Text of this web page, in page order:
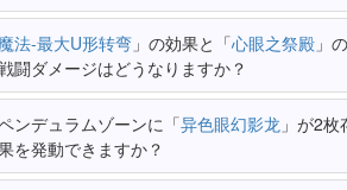
法-最大U形转弯 」の効果と「心眼之祭殿 」
闘ダメージはどうなりますか？
ンデュラムゾーンに「异色眼幻影龙 」が2
を発動できますか？